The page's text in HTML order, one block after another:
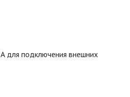
А для подключения внешних